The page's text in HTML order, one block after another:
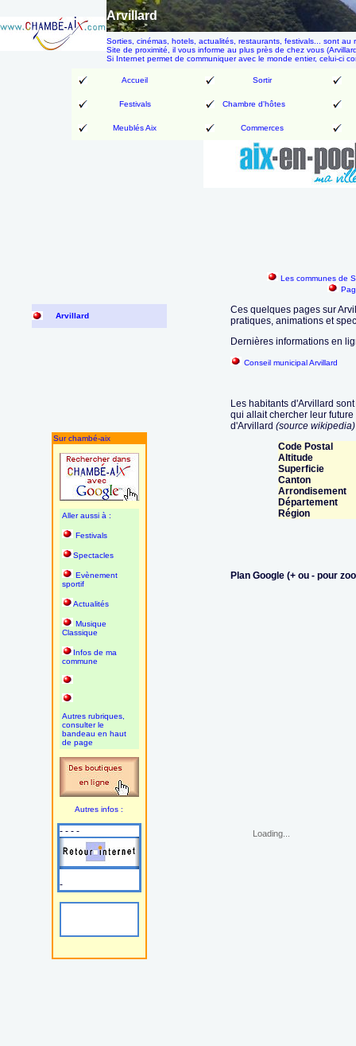
Arvillard
Sorties, cinémas, hotels, actualités, restaurants, festivals... sont
Site de proximité, il vous informe au plus près de chez vous
Si Internet permet de communiquer avec le monde entier, celui-ci
Accueil Sortir
Festivals Chambre d'hôtes
Meublés Aix Commerces
Les communes de
Arvillard
Sur chambé-aix
Aller aussi à :
Festivals
Spectacles
Evènement
sportif
Actualités
Musique
Classique
Infos de ma
commune
Autres rubriques,
consulter le
bandeau en haut
de page
Autres infos :
- - - -
-
Ces quelques pages sur
pratiques, animations et
Dernières informations en
Conseil municipal Arvillard
Les habitants d'Arvillard
qui allait chercher leur
d'Arvillard (source wikipedia)
Code Postal
Altitude
Superficie
Canton
Arrondisement
Département
Région
Plan Google (+ ou - pour
Loading...